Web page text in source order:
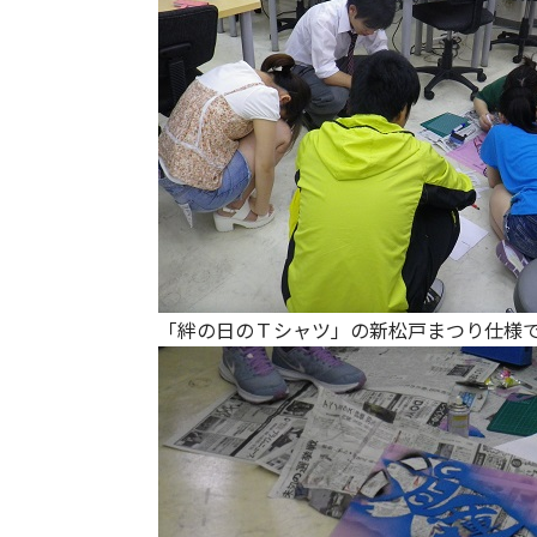
「絆の日のＴシャツ」の新松戸まつり仕様